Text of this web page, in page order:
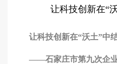
让科技创新在“
让科技创新在“沃土”中
——石家庄市第九次企业